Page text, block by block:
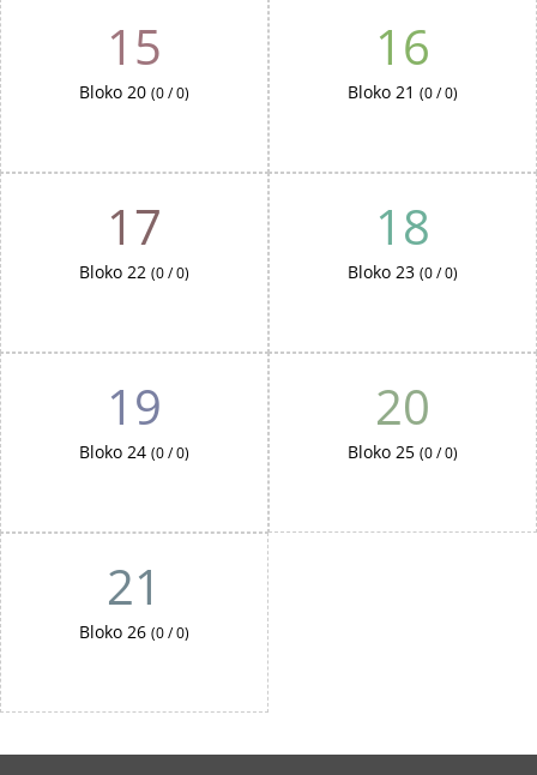
15
Bloko 20 (0 / 0)
16
Bloko 21 (0 / 0)
17
Bloko 22 (0 / 0)
18
Bloko 23 (0 / 0)
19
Bloko 24 (0 / 0)
20
Bloko 25 (0 / 0)
21
Bloko 26 (0 / 0)